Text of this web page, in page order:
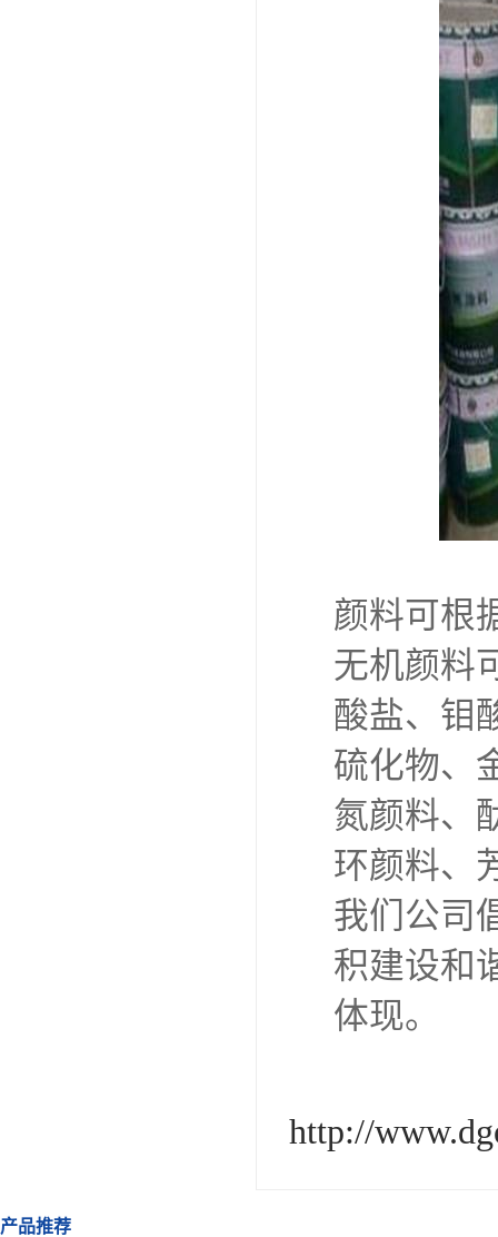
颜料可根
无机颜料
酸盐、钼
硫化物、
氮颜料、
环颜料、
我们公司
积建设和
体现。
http://
产品推荐